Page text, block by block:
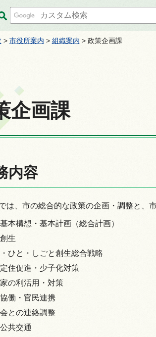
光情報
> 市役所案内 > 組織案内 > 政策企画課
企画課
内容
は、市の総合的な政策の企画・調整と、
本構想・基本計画（総合計画）
生
ひと・しごと創生総合戦略
住促進・少子化対策
の利活用・対策
働・官民連携
との連絡調整
共交通